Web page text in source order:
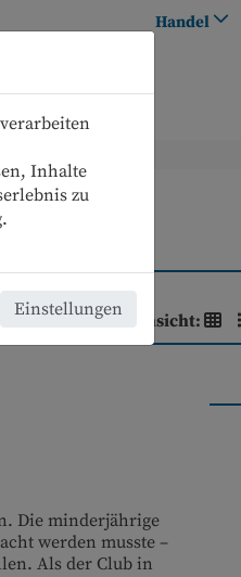
Inhalte
zu
Einstellungen
Handel
Ansicht:
Die minderjährige
werden musste –
Als der Club in